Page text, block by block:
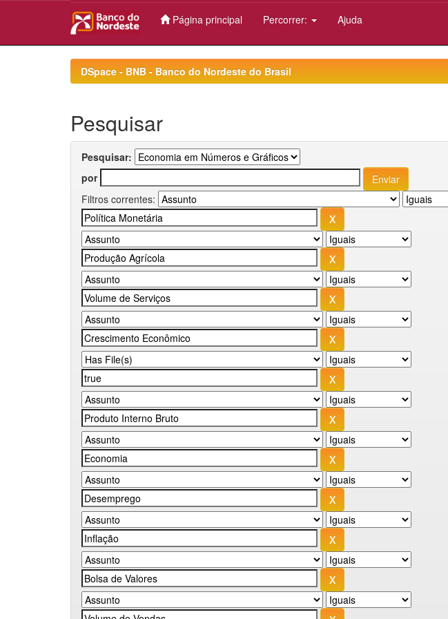
Página principal Percorrer: Ajuda
DSpace - BNB - Banco do Nordeste do Brasil
Pesquisar
Pesquisar:
por
Filtros correntes: